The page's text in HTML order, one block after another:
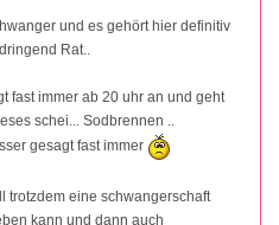
und es gehört hier definitiv
Rat..
fast immer ab 20 uhr an und geht
schei... Sodbrennen ..
gesagt fast immer
trotzdem eine schwangerschaft
kann und dann auch